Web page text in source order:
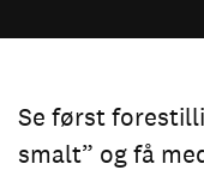
Se først
smalt” og få